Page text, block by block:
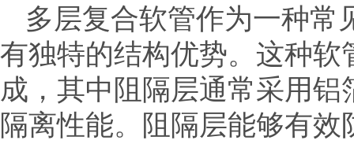
多层复合软管作为一种常
有独特的结构优势。这种
成，其中阻隔层通常采用
隔离性能。阻隔层能够有